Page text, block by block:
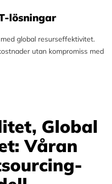
lösningar
global resurseffektivitet.
utan kompromiss med
Global
Våran